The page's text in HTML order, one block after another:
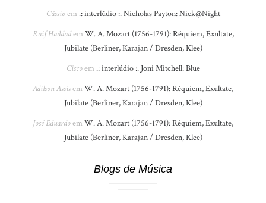
Cássioem .: interlúdio :. Nicholas Payton: Nick@Night
Raif Haddadem W. A. Mozart (1756-1791): Réquiem, Exultate,
Jubilate (Berliner, Karajan / Dresden, Klee)
Ciscoem .: interlúdio :. Joni Mitchell: Blue
Adilson Assisem W. A. Mozart (1756-1791): Réquiem, Exultate,
Jubilate (Berliner, Karajan / Dresden, Klee)
José Eduardoem W. A. Mozart (1756-1791): Réquiem, Exultate,
Jubilate (Berliner, Karajan / Dresden, Klee)
Blogs de Música